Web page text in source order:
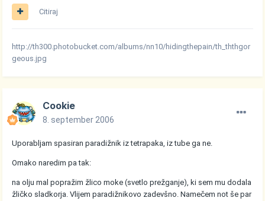
Citiraj
http://th300.photobucket.com/albums/nn10/hidingthepain/th_ththgor
geous.jpg
Cookie
8. september 2006
Uporabljam spasiran paradižnik iz tetrapaka, iz tube ga ne.
Omako naredim pa tak:
na olju mal popražim žlico moke (svetlo prežganje), ki sem mu dodala
žličko sladkorja. Vlijem paradižnikovo zadevšno. Namečem not še par